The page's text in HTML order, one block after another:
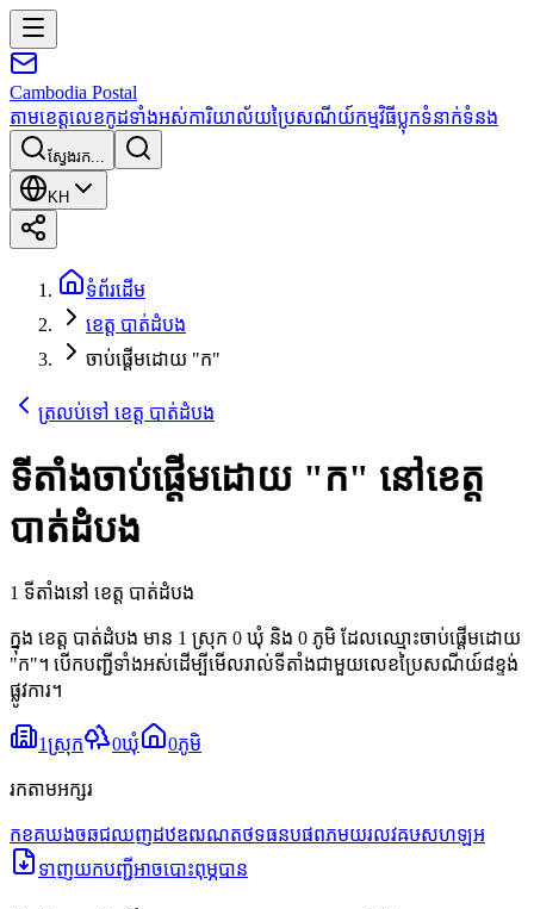
Cambodia Postal
តាមខេត្តលេខកូដទាំងអស់ការិយាល័យប្រៃសណីយ៍កម្មវិធីប្លុកទំនាក់ទំនង
ស្វែងរក...
KH
ទំព័រដើម
ខេត្ត បាត់ដំបង
ចាប់ផ្តើមដោយ "ក"
ត្រលប់ទៅ ខេត្ត បាត់ដំបង
ទីតាំងចាប់ផ្តើមដោយ "ក" នៅខេត្ត
បាត់ដំបង
1 ទីតាំងនៅ ខេត្ត បាត់ដំបង
ក្នុង ខេត្ត បាត់ដំបង មាន 1 ស្រុក 0 ឃុំ និង 0 ភូមិ ដែលឈ្មោះចាប់ផ្តើមដោយ
"ក"។ បើកបញ្ជីទាំងអស់ដើម្បីមើលរាល់ទីតាំងជាមួយលេខប្រៃសណីយ៍៨ខ្ទង់
ផ្លូវការ។
1ស្រុក 0ឃុំ 0ភូមិ
រកតាមអក្សរ
កខគឃងចឆជឈញដឋឌឍណតថទធនបផពភមយរលវឝឞសហឡអ
ទាញយកបញ្ជីអាចបោះពុម្ភបាន